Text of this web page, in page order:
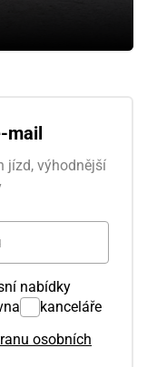
mail
jízd, výhodnější
nabídky
kanceláře
osobních